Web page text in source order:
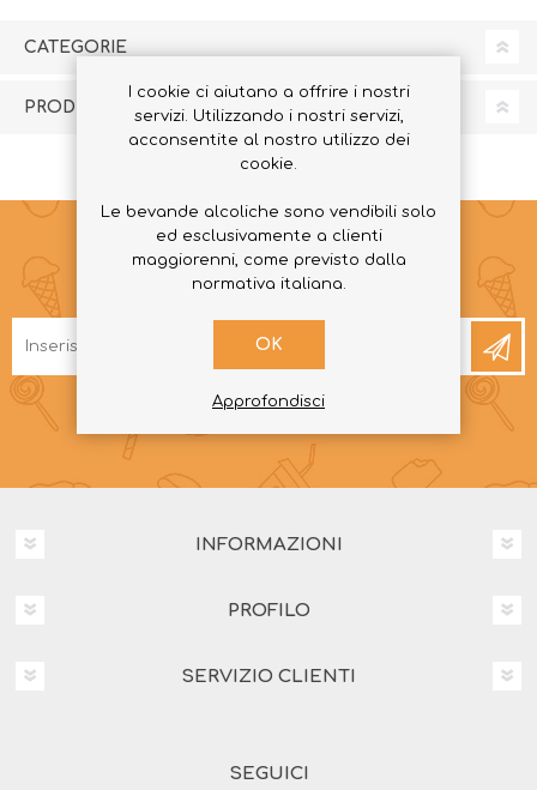
CATEGORIE
PRODUTTORI
RICEVI LA NEWSLETTER
INFORMAZIONI
PROFILO
SERVIZIO CLIENTI
SEGUICI
I cookie ci aiutano a offrire i nostri
servizi. Utilizzando i nostri servizi,
acconsentite al nostro utilizzo dei
cookie.
Le bevande alcoliche sono vendibili solo
ed esclusivamente a clienti
maggiorenni, come previsto dalla
normativa italiana.
OK
Approfondisci